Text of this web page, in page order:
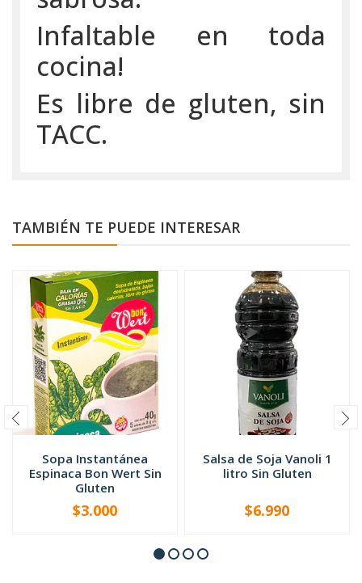
Infaltable en toda
cocina!
Es libre de gluten, sin
TACC.
TAMBIÉN TE PUEDE INTERESAR
Sopa Instantánea
Espinaca Bon Wert Sin
Gluten
+
$3.000
Salsa de Soja Vanoli 1
litro Sin Gluten
+
$6.990